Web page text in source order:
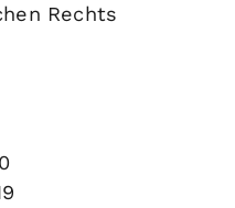
Rechts